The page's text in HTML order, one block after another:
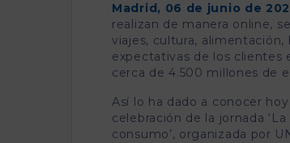
Madrid, 06 de junio de
realizan de manera online,
viajes, cultura,
expectativas de los clientes
cerca de 4.500 millones de
Así lo ha dado a conocer
celebración de la jornada
consumo’, organizada por